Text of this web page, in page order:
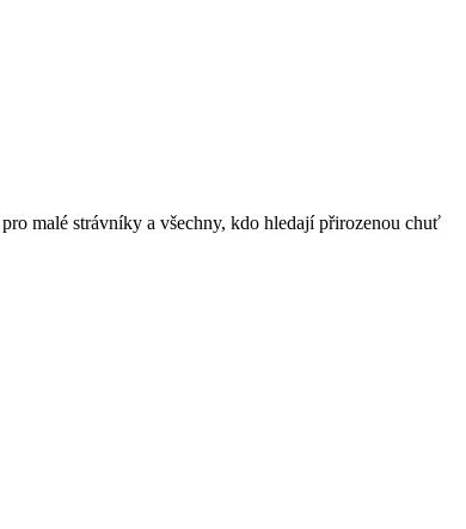
malé strávníky a všechny, kdo hledají přirozenou chuť